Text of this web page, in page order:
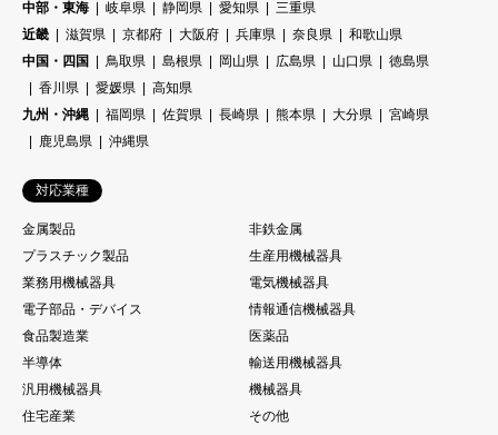
中部・東海
岐阜県 静岡県 愛知県
三重県
近畿
滋賀県 京都府 大阪府 兵庫県 奈良県
和歌山県
中国・四国
鳥取県 島根県 岡山県 広島県 山口県
徳島県
香川県
愛媛県
高知県
九州・沖縄
福岡県 佐賀県 長崎県 熊本県 大分県
宮崎県
鹿児島県
沖縄県
対応業種
金属製品
非鉄金属
プラスチック製品
生産用機械器具
業務用機械器具
電気機械器具
電子部品・デバイス
情報通信機械器具
食品製造業
医薬品
半導体
輸送用機械器具
汎用機械器具
機械器具
住宅産業
その他